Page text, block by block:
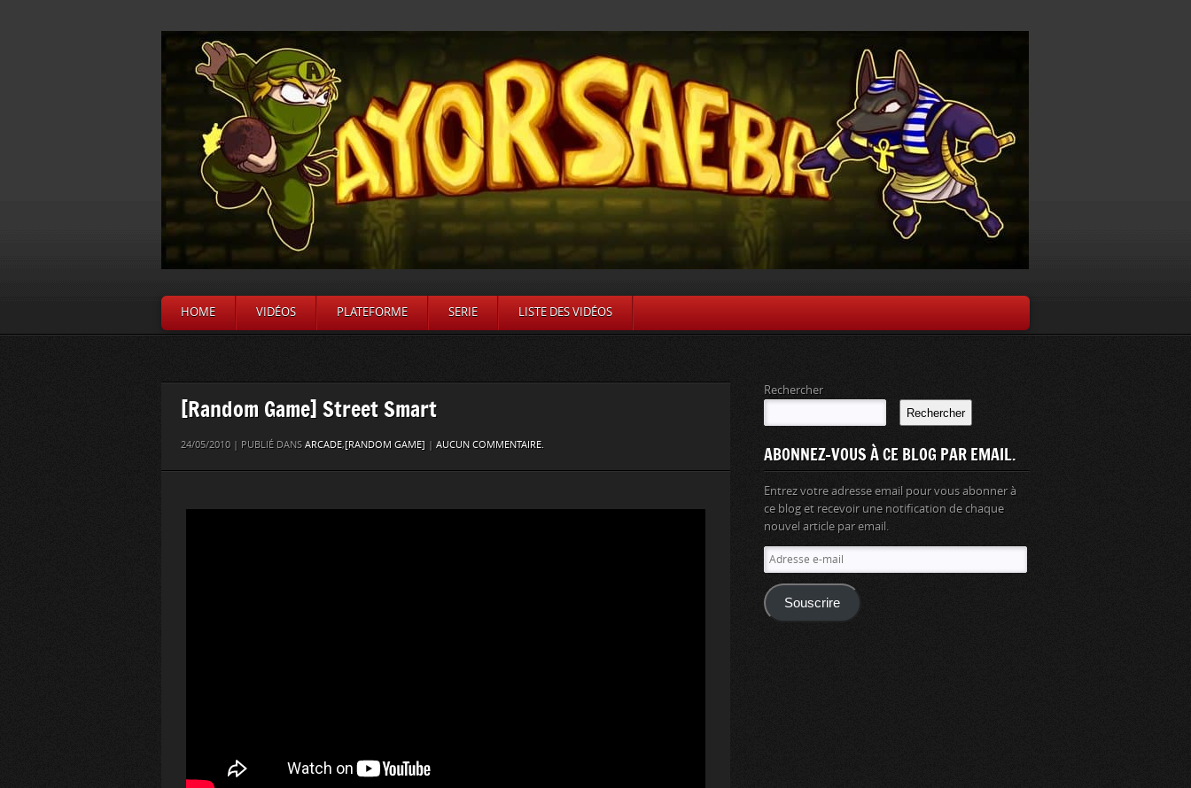
HOME VIDÉOS PLATEFORME SERIE LISTE DES VIDÉOS
[Random Game] Street Smart
24/05/2010 | PUBLIÉ DANS ARCADE,[RANDOM GAME] | AUCUN COMMENTAIRE.
Rechercher
Rechercher
ABONNEZ-VOUS À CE BLOG PAR EMAIL.
Entrez votre adresse email pour vous abonner à
ce blog et recevoir une notification de chaque
nouvel article par email.
Adresse
e-
mail
Souscrire